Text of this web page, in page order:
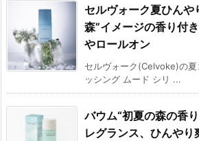
セルヴォーク夏ひんや
森”イメージの香り付
やロールオン
セルヴォーク(Celvoke)の
ッシング ムード シリ ...
バウム“初夏の森の香
レグランス、ひんやり